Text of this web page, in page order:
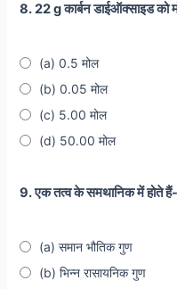
8. 22 g कार्बन डाईऑक्साइड को
(a) 0.5 मोल
(b) 0.05 मोल
(c) 5.00 मोल
(d) 50.00 मोल
9. एक तत्व के समथानिक में होते हैं-
(a) समान भौतिक गुण
(b) भिन्न रासायनिक गुण